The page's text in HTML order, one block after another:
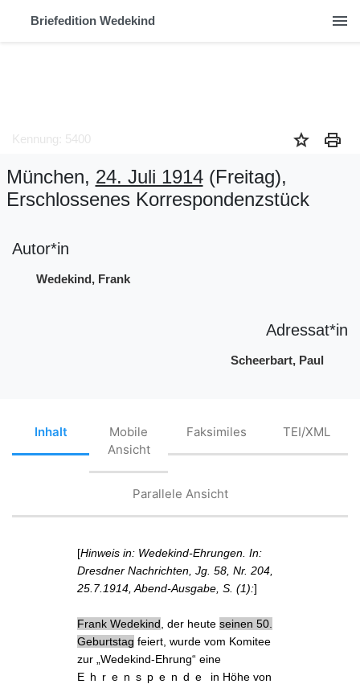
Briefedition Wedekind menu
Kennung: 5400 star print
München, 24. Juli 1914(Freitag),
Erschlossenes Korrespondenzstück
Autor*in
Wedekind, Frank
Adressat*in
Scheerbart, Paul
Inhalt
Mobile
Ansicht
Faksimiles TEI/XML
Parallele Ansicht
[Hinweis in: Wedekind-Ehrungen. In:
Dresdner Nachrichten, Jg. 58, Nr. 204,
25.7.1914, Abend-Ausgabe, S. (1):]
Frank Wedekind , der heuteseinen 50.
Geburtstag feiert, wurde vom Komitee
zur „Wedekind-Ehrung“ eine
Ehrenspende
in Höhe von